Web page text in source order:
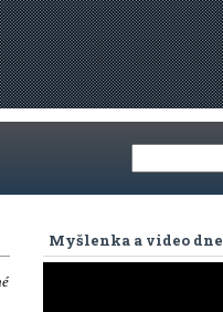
Myšlenka a video dne